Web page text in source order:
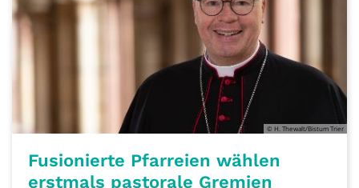
© H. Thewalt/Bistum Trier
Fusionierte Pfarreien wählen
erstmals pastorale Gremien